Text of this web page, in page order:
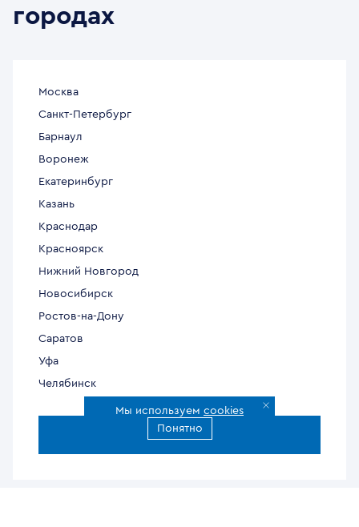
городах
Москва
Санкт-Петербург
Барнаул
Воронеж
Екатеринбург
Казань
Краснодар
Красноярск
Нижний Новгород
Новосибирск
Ростов-на-Дону
Саратов
Уфа
Челябинск
Все города доставки
Мы используем cookies
Понятно